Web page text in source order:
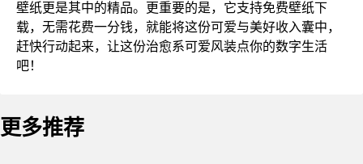
壁纸更是其中的精品。更重要的是，它支持免费壁纸下
载，无需花费一分钱，就能将这份可爱与美好收入囊中，
赶快行动起来，让这份治愈系可爱风装点你的数字生活
吧！
更多推荐